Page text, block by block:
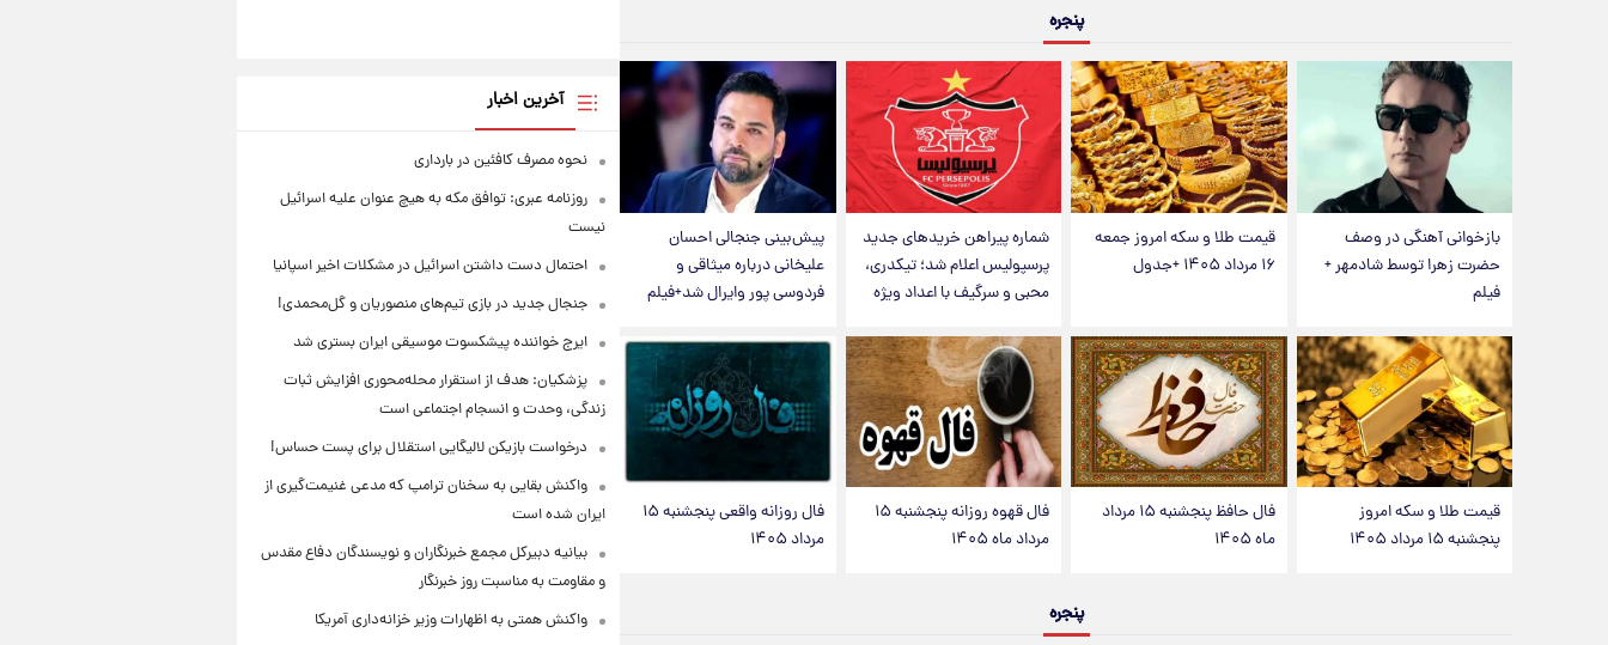
پنجره
بازخوانی آهنگی در وصف
حضرت زهرا توسط شادمهر +
فیلم
قیمت طلا و سکه امروز جمعه
۱۶ مرداد ۱۴۰۵ +جدول
شماره پیراهن خریدهای جدید
پرسپولیس اعلام شد؛ تیکدری،
محبی و سرگیف با اعداد ویژه
پیش‌بینی جنجالی احسان
علیخانی درباره میثاقی و
فردوسی پور وایرال شد+فیلم
قیمت طلا و سکه امروز
پنجشنبه ۱۵ مرداد ۱۴۰۵
فال حافظ پنجشنبه ۱۵ مرداد
ماه ۱۴۰۵
فال قهوه روزانه پنجشنبه ۱۵
مرداد ماه ۱۴۰۵
فال روزانه واقعی پنجشنبه ۱۵
مرداد ۱۴۰۵
پنجره
آخرین اخبار
نحوه مصرف کافئین در بارداری
روزنامه عبری: توافق مکه به هیچ عنوان علیه اسرائیل
نیست
احتمال دست داشتن اسرائیل در مشکلات اخیر اسپانیا
جنجال جدید در بازی تیم‌های منصوریان و گل‌محمدی!
ایرج خواننده پیشکسوت موسیقی ایران بستری شد
پزشکیان: هدف از استقرار محله‌محوری افزایش ثبات
زندگی، وحدت و انسجام اجتماعی است
درخواست بازیکن لالیگایی استقلال برای پست حساس!
واکنش بقایی به سخنان ترامپ که مدعی غنیمت‌گیری از
ایران شده است
بیانیه دبیرکل مجمع خبرنگاران و نویسندگان دفاع مقدس
و مقاومت به مناسبت روز خبرنگار
واکنش همتی به اظهارات وزیر خزانه‌داری آمریکا